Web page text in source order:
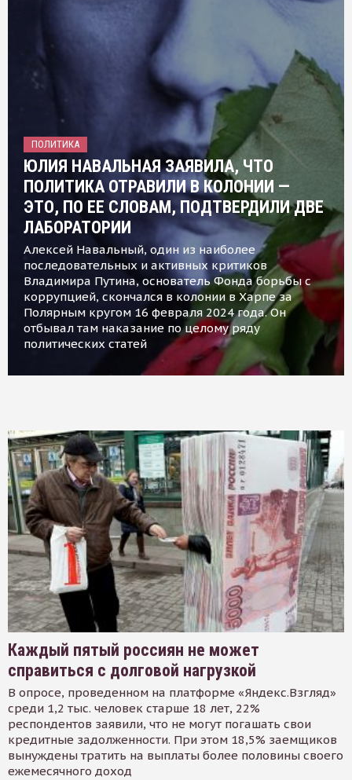
ПОЛИТИКА
ЮЛИЯ НАВАЛЬНАЯ ЗАЯВИЛА, ЧТО
ПОЛИТИКА ОТРАВИЛИ В КОЛОНИИ —
ЭТО, ПО ЕЕ СЛОВАМ, ПОДТВЕРДИЛИ ДВЕ
ЛАБОРАТОРИИ
Алексей Навальный, один из наиболее
последовательных и активных критиков
Владимира Путина, основатель Фонда борьбы с
коррупцией, скончался в колонии в Харпе за
Полярным кругом 16 февраля 2024 года. Он
отбывал там наказание по целому ряду
политических статей
Каждый пятый россиян не может
справиться с долговой нагрузкой
В опросе, проведенном на платформе «Яндекс.Взгляд»
среди 1,2 тыс. человек старше 18 лет, 22%
респондентов заявили, что не могут погашать свои
кредитные задолженности. При этом 18,5% заемщиков
вынуждены тратить на выплаты более половины своего
ежемесячного доход